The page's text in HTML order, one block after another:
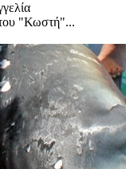
"Κωστή"...